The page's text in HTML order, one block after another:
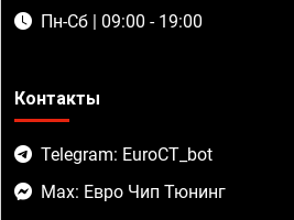
Пн-Сб | 09:00 - 19:00
Контакты
Telegram: EuroCT_bot
Max: Евро Чип Тюнинг